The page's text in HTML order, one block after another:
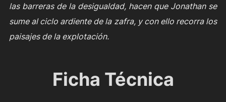
las barreras de la desigualdad, hacen que Jonathan se
sume al ciclo ardiente de la zafra, y con ello recorra los
paisajes de la explotación.
Ficha Técnica